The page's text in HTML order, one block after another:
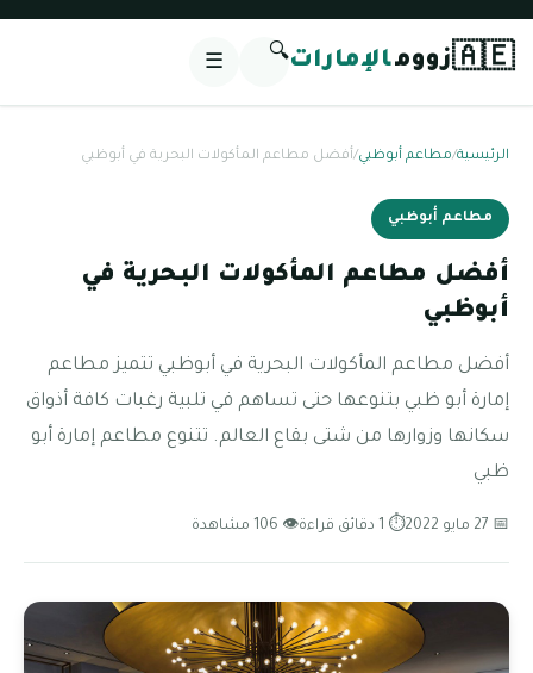
🇦🇪زوومالإمارات🔍
☰
الرئيسية/مطاعم أبوظبي/أفضل مطاعم المأكولات البحرية في أبوظبي
مطاعم أبوظبي
أفضل مطاعم المأكولات البحرية في
أبوظبي
أفضل مطاعم المأكولات البحرية في أبوظبي تتميز مطاعم
إمارة أبو ظبي بتنوعها حتى تساهم في تلبية رغبات كافة أذواق
سكانها وزوارها من شتى بقاع العالم. تتنوع مطاعم إمارة أبو
ظبي
📅 27 مايو 2022 ⏱ 1 دقائق قراءة 👁 106 مشاهدة